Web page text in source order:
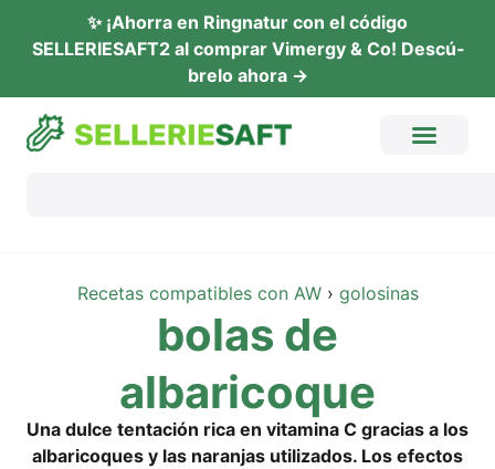
✨ ¡Ahor­ra en Ring­na­tur con el códi­go
SELLERIESAFT2 al com­prar Vimer­gy & Co! Descú­
b­re­lo ahora →
Rece­tas com­pa­ti­bles con AW› golo­si­nas
bolas de
albaricoque
Una dul­ce tent­a­ción rica en vit­ami­na C gra­ci­as a los
alb­ari­co­ques y las naran­jas uti­liz­ados. Los efec­tos